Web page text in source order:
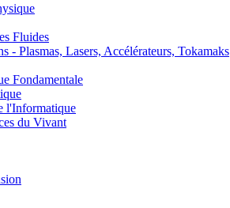
Fluides
Plasmas, Lasers, Accélérateurs, Tokamaks
Fondamentale
l'Informatique
du Vivant